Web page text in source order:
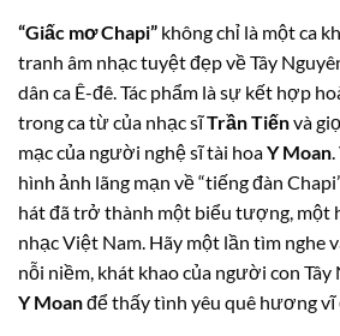
“Giấc mơ Chapi” không chỉ là một ca
tranh âm nhạc tuyệt đẹp về Tây
dân ca Ê-đê. Tác phẩm là sự kết hợp
trong ca từ của nhạc sĩTrần Tiếnvà
mạc của người nghệ sĩ tài hoaY Moan
hình ảnh lãng mạn về “tiếng đàn
hát đã trở thành một biểu tượng, một
nhạc Việt Nam. Hãy một lần tìm nghe
nỗi niềm, khát khao của người con
Y Moanđể thấy tình yêu quê hương vĩ